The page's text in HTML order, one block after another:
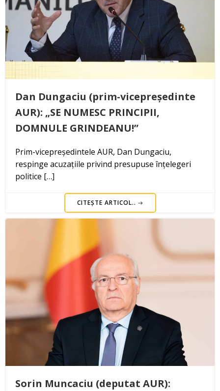
Dan Dungaciu (prim-vicepreședinte
AUR): „SE NUMESC PRINCIPII,
DOMNULE GRINDEANU!”
Prim-vicepreședintele AUR, Dan Dungaciu,
respinge acuzațiile privind presupuse înțelegeri
politice […]
CITEȘTE ARTICOL..
Sorin Muncaciu (deputat AUR):